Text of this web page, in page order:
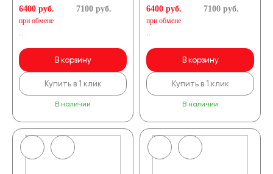
6400 руб.
при обмене
..
7100руб.
В корзину
Купить в 1 клик
В наличии
6400 руб.
при обмене
..
7100руб.
В корзину
Купить в 1 клик
В наличии